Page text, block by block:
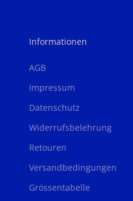
Informationen
AGB
Impressum
Datenschutz
Widerrufsbelehrung
Retouren
Versandbedingungen
Grössentabelle